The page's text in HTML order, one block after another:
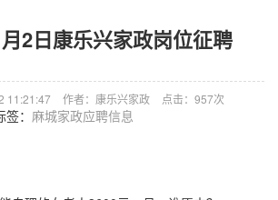
2日康乐兴家政岗位征聘
11:21:47 作者：康乐兴家政 点击： 957次
签： 麻城家政应聘信息